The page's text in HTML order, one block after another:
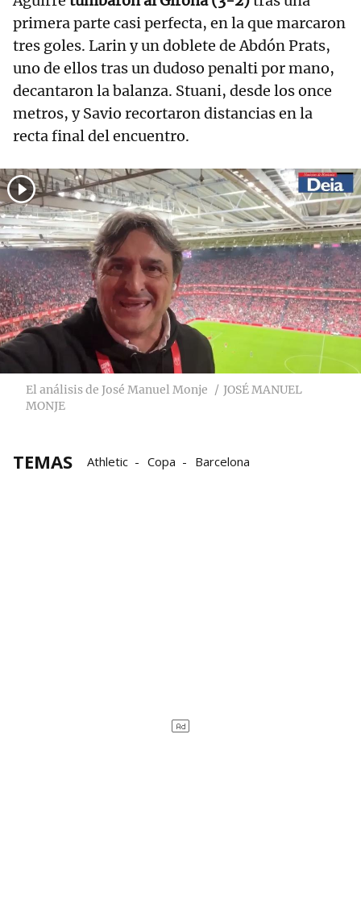
primera parte casi perfecta, en la que marcaron
tres goles. Larin y un doblete de Abdón Prats,
uno de ellos tras un dudoso penalti por mano,
decantaron la balanza. Stuani, desde los once
metros, y Savio recortaron distancias en la
recta final del encuentro.
El análisis de José Manuel Monje
JOSÉ MANUEL
MONJE
TEMAS Athletic Copa Barcelona